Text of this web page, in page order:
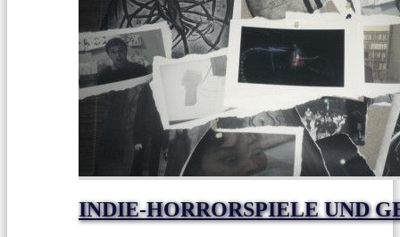
INDIE-HORRORSPIELE UND